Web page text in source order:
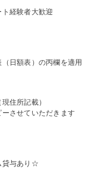
経験者大歓迎
日額表）の丙欄を適用
住所記載）
させていただきます
貸与あり☆